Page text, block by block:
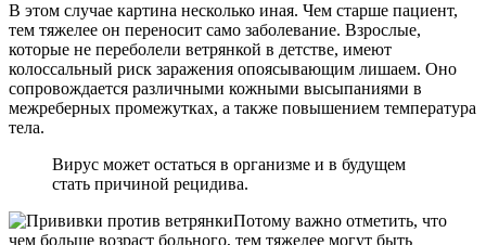
В этом случае картина несколько иная. Чем старше пациент,
тем тяжелее он переносит само заболевание. Взрослые,
которые не переболели ветрянкой в детстве, имеют
колоссальный риск заражения опоясывающим лишаем. Оно
сопровождается различными кожными высыпаниями в
межреберных промежутках, а также повышением температура
тела.
Вирус может остаться в организме и в будущем
стать причиной рецидива.
Потому важно отметить, что
чем больше возраст больного, тем тяжелее могут быть